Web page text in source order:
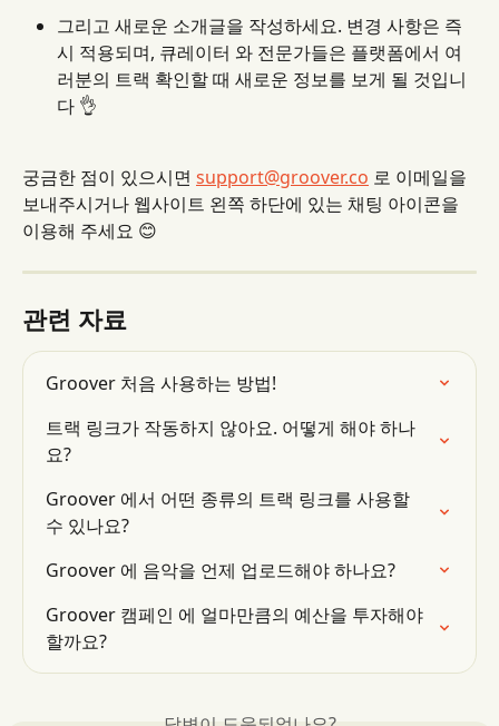
그리고 새로운 소개글을 작성하세요. 변경 사항은 즉
시 적용되며, 큐레이터 와 전문가들은 플랫폼에서 여
러분의 트랙 확인할 때 새로운 정보를 보게 될 것입니
다 👌
궁금한 점이 있으시면 support@groover.co 로 이메일을
보내주시거나 웹사이트 왼쪽 하단에 있는 채팅 아이콘을
이용해 주세요 😊
관련 자료
Groover 처음 사용하는 방법!
트랙 링크가 작동하지 않아요. 어떻게 해야 하나
요?
Groover 에서 어떤 종류의 트랙 링크를 사용할
수 있나요?
Groover 에 음악을 언제 업로드해야 하나요?
Groover 캠페인 에 얼마만큼의 예산을 투자해야
할까요?